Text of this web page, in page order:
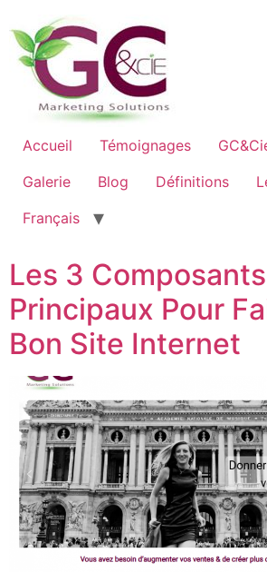
Accueil Témoignages
Galerie
Blog Définitions
Français
Les 3 Composants
Principaux Pour
Bon Site Internet